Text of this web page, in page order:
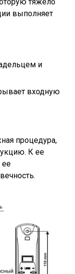
выполняет
и
входную
процедура,
К ее
ее